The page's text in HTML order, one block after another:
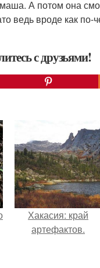
А потом она
ведь вроде как
с друзьями!
Хакасия: край
артефактов.